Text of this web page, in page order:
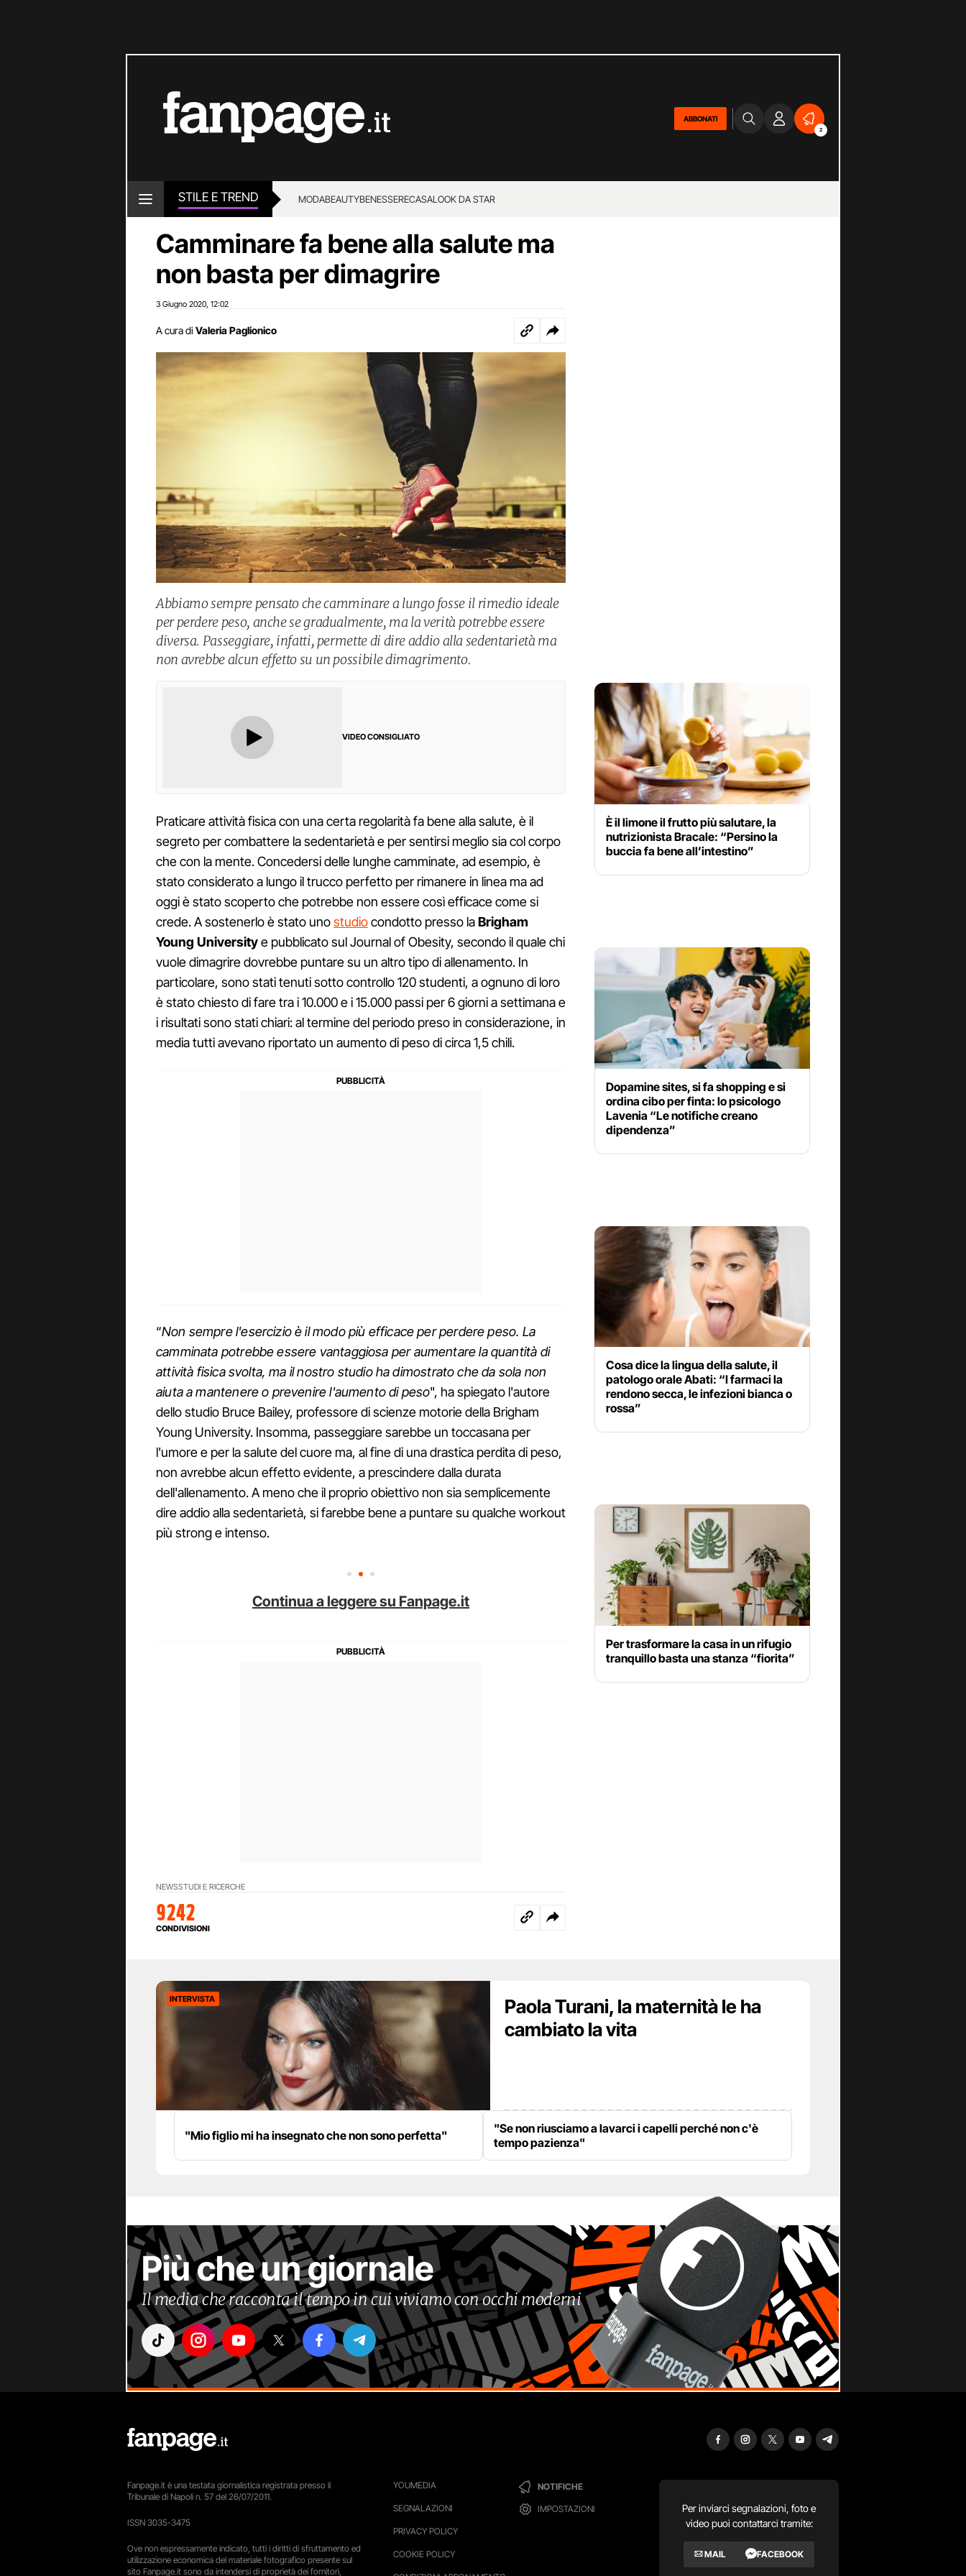
ABBONATI
2
STILE E TREND MODABEAUTYBENESSERECASALOOK DA STAR
Camminare fa bene alla salute ma
non basta per dimagrire
3 Giugno 2020 12:02
A cura di Valeria Paglionico
Abbiamo sempre pensato che camminare a lungo fosse il rimedio ideale
per perdere peso, anche se gradualmente, ma la verità potrebbe essere
diversa. Passeggiare, infatti, permette di dire addio alla sedentarietà ma
non avrebbe alcun effetto su un possibile dimagrimento.
VIDEO CONSIGLIATO
Praticare attività fisica con una certa regolarità fa bene alla salute, è il
segreto per combattere la sedentarietà e per sentirsi meglio sia col corpo
che con la mente. Concedersi delle lunghe camminate, ad esempio, è
stato considerato a lungo il trucco perfetto per rimanere in linea ma ad
oggi è stato scoperto che potrebbe non essere così efficace come si
crede. A sostenerlo è stato unostudiocondotto presso laBrigham
Young Universitye pubblicato sul Journal of Obesity, secondo il quale chi
vuole dimagrire dovrebbe puntare su un altro tipo di allenamento. In
particolare, sono stati tenuti sotto controllo 120 studenti, a ognuno di loro
è stato chiesto di fare tra i 10.000 e i 15.000 passi per 6 giorni a settimana e
i risultati sono stati chiari: al termine del periodo preso in considerazione, in
media tutti avevano riportato un aumento di peso di circa 1,5 chili.
“Non sempre l'esercizio è il modo più efficace per perdere peso. La
camminata potrebbe essere vantaggiosa per aumentare la quantità di
attività fisica svolta, ma il nostro studio ha dimostrato che da sola non
aiuta a mantenere o prevenire l'aumento di peso", ha spiegato l'autore
dello studio Bruce Bailey, professore di scienze motorie della Brigham
Young University. Insomma, passeggiare sarebbe un toccasana per
l'umore e per la salute del cuore ma, al fine di una drastica perdita di peso,
non avrebbe alcun effetto evidente, a prescindere dalla durata
dell'allenamento. A meno che il proprio obiettivo non sia semplicemente
dire addio alla sedentarietà, si farebbe bene a puntare su qualche workout
più strong e intenso.
Continua a leggere su Fanpage.it
NEWSSTUDI E RICERCHE
9242
CONDIVISIONI
È il limone il frutto più salutare, la
nutrizionista Bracale: “Persino la
buccia fa bene all’intestino”
Dopamine sites, si fa shopping e si
ordina cibo per finta: lo psicologo
Lavenia “Le notifiche creano
dipendenza”
Cosa dice la lingua della salute, il
patologo orale Abati: “I farmaci la
rendono secca, le infezioni bianca o
rossa”
Per trasformare la casa in un rifugio
tranquillo basta una stanza “fiorita”
INTERVISTA
Paola Turani, la maternità le ha
cambiato la vita
"Mio figlio mi ha insegnato che non sono perfetta"
"Se non riusciamo a lavarci i capelli perché non c'è
tempo pazienza"
Più che un giornale
Il media che racconta il tempo in cui viviamo con occhi moderni
YOUMEDIA
SEGNALAZIONI
PRIVACY POLICY
COOKIE POLICY
NOTIFICHE
IMPOSTAZIONI
Per inviarci segnalazioni, foto e
video puoi contattarci tramite:
MAIL FACEBOOK
Fanpage.it è una testata giornalistica registrata presso il
Tribunale di Napoli n. 57 del 26/07/2011.
ISSN 3035-3475
Ove non espressamente indicato, tutti i diritti di sfruttamento ed
utilizzazione economica del materiale fotografico presente sul
sito Fanpage.it sono da intendersi di proprietà dei fornitori,